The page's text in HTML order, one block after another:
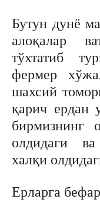
Бутун дунё
алоқалар
тўхтатиб
фермер
шахсий
қарич ердан
бирмизнинг
олдидаги
халқи
Ерларга